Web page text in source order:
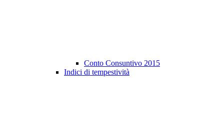
Conto Consuntivo 2015
Indici di tempestività